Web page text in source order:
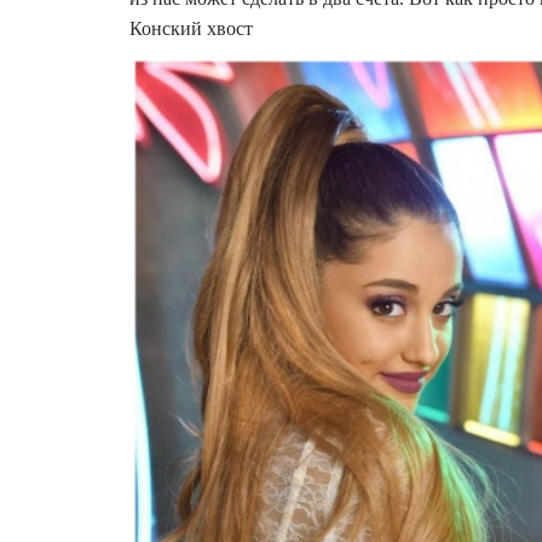
Конский хвост